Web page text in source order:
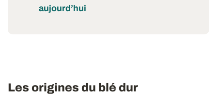
aujourd’hui
Les origines du blé dur